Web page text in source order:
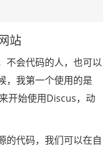
站
会代码的人，也可以
，我第一个使用的是
开始使用Discus，动
代码，我们可以在自